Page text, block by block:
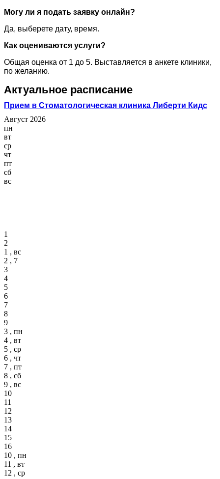
Могу ли я подать заявку онлайн?
Да, выберете дату, время.
Как оцениваются услуги?
Общая оценка от 1 до 5. Выставляется в анкете клиники,
по желанию.
Актуальное расписание
Прием в Стоматологическая клиника Либерти Кидс
Август 2026
пн
вт
ср
чт
пт
сб
вс
1
2
1 , вс
2 , 7
3
4
5
6
7
8
9
3 , пн
4 , вт
5 , ср
6 , чт
7 , пт
8 , сб
9 , вс
10
11
12
13
14
15
16
10 , пн
11 , вт
12 , ср